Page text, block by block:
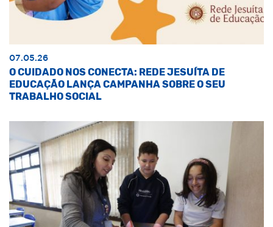
07.05.26
O CUIDADO NOS CONECTA: REDE JESUÍTA DE
EDUCAÇÃO LANÇA CAMPANHA SOBRE O SEU
TRABALHO SOCIAL